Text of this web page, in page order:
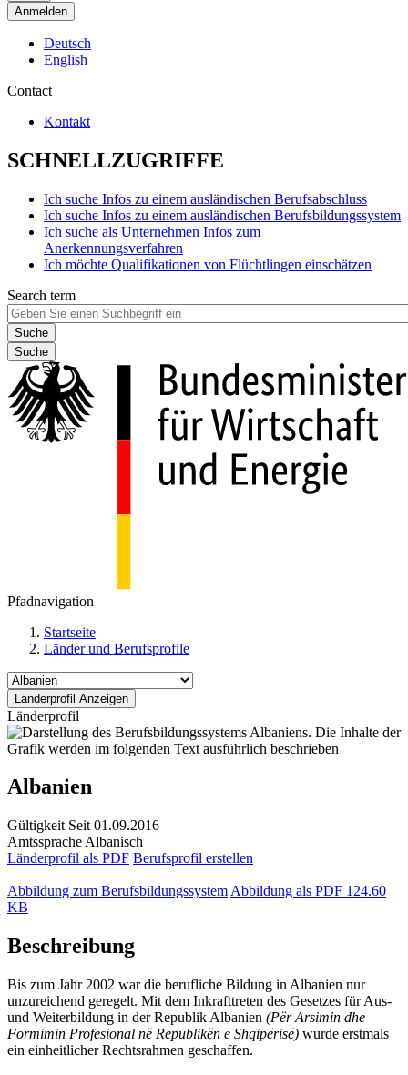
Anmelden
Deutsch
English
Contact
Kontakt
SCHNELLZUGRIFFE
Ich suche Infos zu einem ausländischen Berufsabschluss
Ich suche Infos zu einem ausländischen Berufsbildungssystem
Ich suche als Unternehmen Infos zum
Anerkennungsverfahren
Ich möchte Qualifikationen von Flüchtlingen einschätzen
Search term
Suche
Pfadnavigation
Startseite
Länder und Berufsprofile
Länderprofil
Albanien
Gültigkeit Seit 01.09.2016
Amtssprache Albanisch
Länderprofil als PDF Berufsprofil erstellen
Abbildung zum Berufsbildungssystem Abbildung als PDF 124.60
KB
Beschreibung
Bis zum Jahr 2002 war die berufliche Bildung in Albanien nur
unzureichend geregelt. Mit dem Inkrafttreten des Gesetzes für Aus-
und Weiterbildung in der Republik Albanien (Për Arsimin dhe
Formimin Profesional në Republikën e Shqipërisë) wurde erstmals
ein einheitlicher Rechtsrahmen geschaffen.